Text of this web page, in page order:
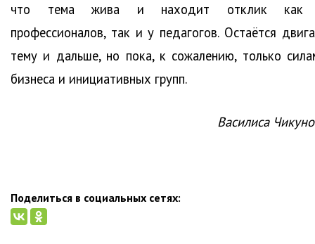
что тема жива и находит отклик
профессионалов, так и у педагогов. Остаётся
тему и дальше, но пока, к сожалению, только
бизнеса и инициативных групп.
Василиса
Поделиться в социальных сетях: